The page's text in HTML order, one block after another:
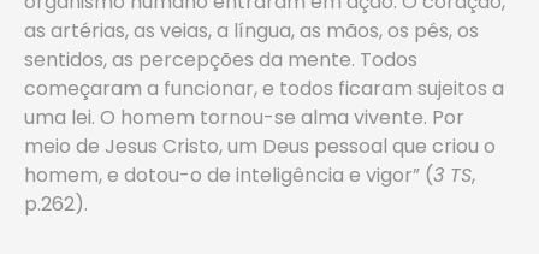
as artérias, as veias, a língua, as mãos, os pés, os
sentidos, as percepções da mente. Todos
começaram a funcionar, e todos ficaram sujeitos a
uma lei. O homem tornou-se alma vivente. Por
meio de Jesus Cristo, um Deus pessoal que criou o
homem, e dotou-o de inteligência e vigor” (3 TS,
p.262).